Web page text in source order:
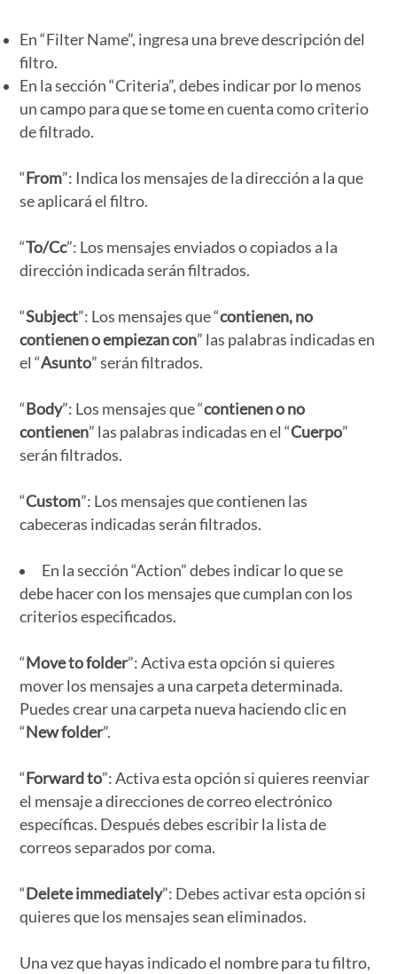
En “Filter Name”, ingresa una breve descripción del
filtro.
En la sección “Criteria”, debes indicar por lo menos
un campo para que se tome en cuenta como criterio
de filtrado.
“From”: Indica los mensajes de la dirección a la que
se aplicará el filtro.
“To/Cc”: Los mensajes enviados o copiados a la
dirección indicada serán filtrados.
“Subject”: Los mensajes que “contienen, no
contienen o empiezan con” las palabras indicadas en
el “Asunto” serán filtrados.
“Body”: Los mensajes que “contienen o no
contienen” las palabras indicadas en el “Cuerpo”
serán filtrados.
“Custom”: Los mensajes que contienen las
cabeceras indicadas serán filtrados.
En la sección “Action” debes indicar lo que se
debe hacer con los mensajes que cumplan con los
criterios especificados.
“Move to folder”: Activa esta opción si quieres
mover los mensajes a una carpeta determinada.
Puedes crear una carpeta nueva haciendo clic en
“New folder”.
“Forward to”: Activa esta opción si quieres reenviar
el mensaje a direcciones de correo electrónico
específicas. Después debes escribir la lista de
correos separados por coma.
“Delete immediately”: Debes activar esta opción si
quieres que los mensajes sean eliminados.
Una vez que hayas indicado el nombre para tu filtro,